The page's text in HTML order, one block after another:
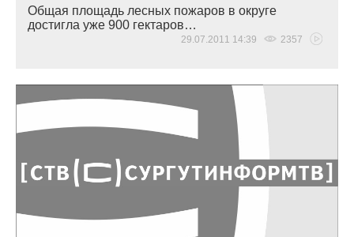
Общая площадь лесных пожаров в округе
достигла уже 900 гектаров…
29.07.2011 14:39 2357